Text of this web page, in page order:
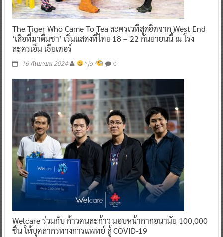
The Tiger Who Came To Tea ละครเวทีสุดฮิตจาก West End
‘เสือที่มาดื่มชา’ เริ่มแสดงที่ไทย 18 – 22 กันยายนนี้ ณ โรง
ละครเอ็ม เธียเตอร์
16 กันยายน 2024 ^ jo ^ 0
Welcare ร่วมกับ ก้าวคนละก้าว มอบหน้ากากอนามัย 100,000
ชิ้น ให้บุคลากรทางการแพทย์ สู้ COVID-19